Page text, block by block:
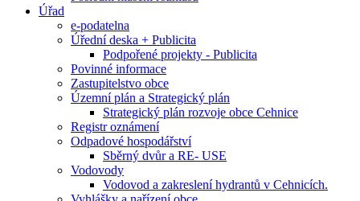
Úřad
e-podatelna
Úřední deska + Publicita
Podpořené projekty - Publicita
Povinné informace
Zastupitelstvo obce
Územní plán a Strategický plán
Strategický plán rozvoje obce Cehnice
Registr oznámení
Odpadové hospodářství
Sběrný dvůr a RE- USE
Vodovody
Vodovod a zakreslení hydrantů v Cehnicích.